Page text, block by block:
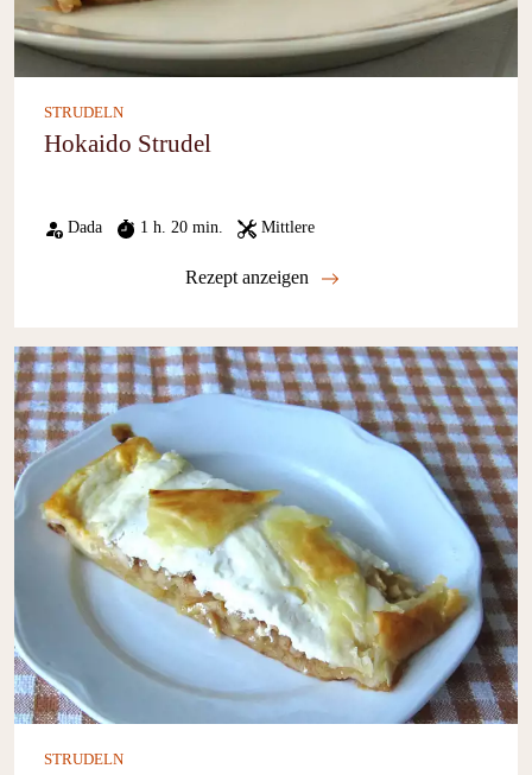
STRUDELN
Hokaido Strudel
Dada 1 h. 20 min. Mittlere
Rezept anzeigen
STRUDELN